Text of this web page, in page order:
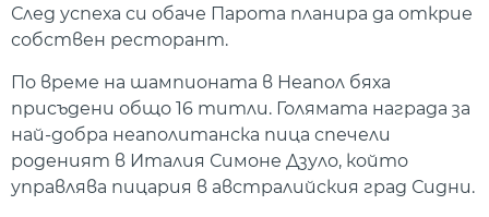
След успеха си обаче Парота планира да открие
собствен ресторант.
По време на шампионата в Неапол бяха
присъдени общо 16 титли. Голямата награда за
най-добра неаполитанска пица спечели
роденият в Италия Симоне Дзуло, който
управлява пицария в австралийския град Сидни.